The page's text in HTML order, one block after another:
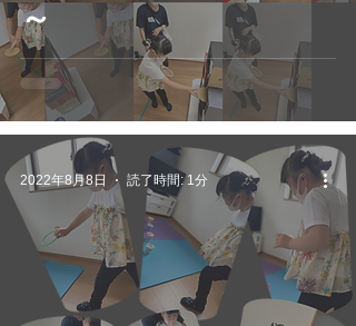
～
2022年8月8日 読了時間: 1分